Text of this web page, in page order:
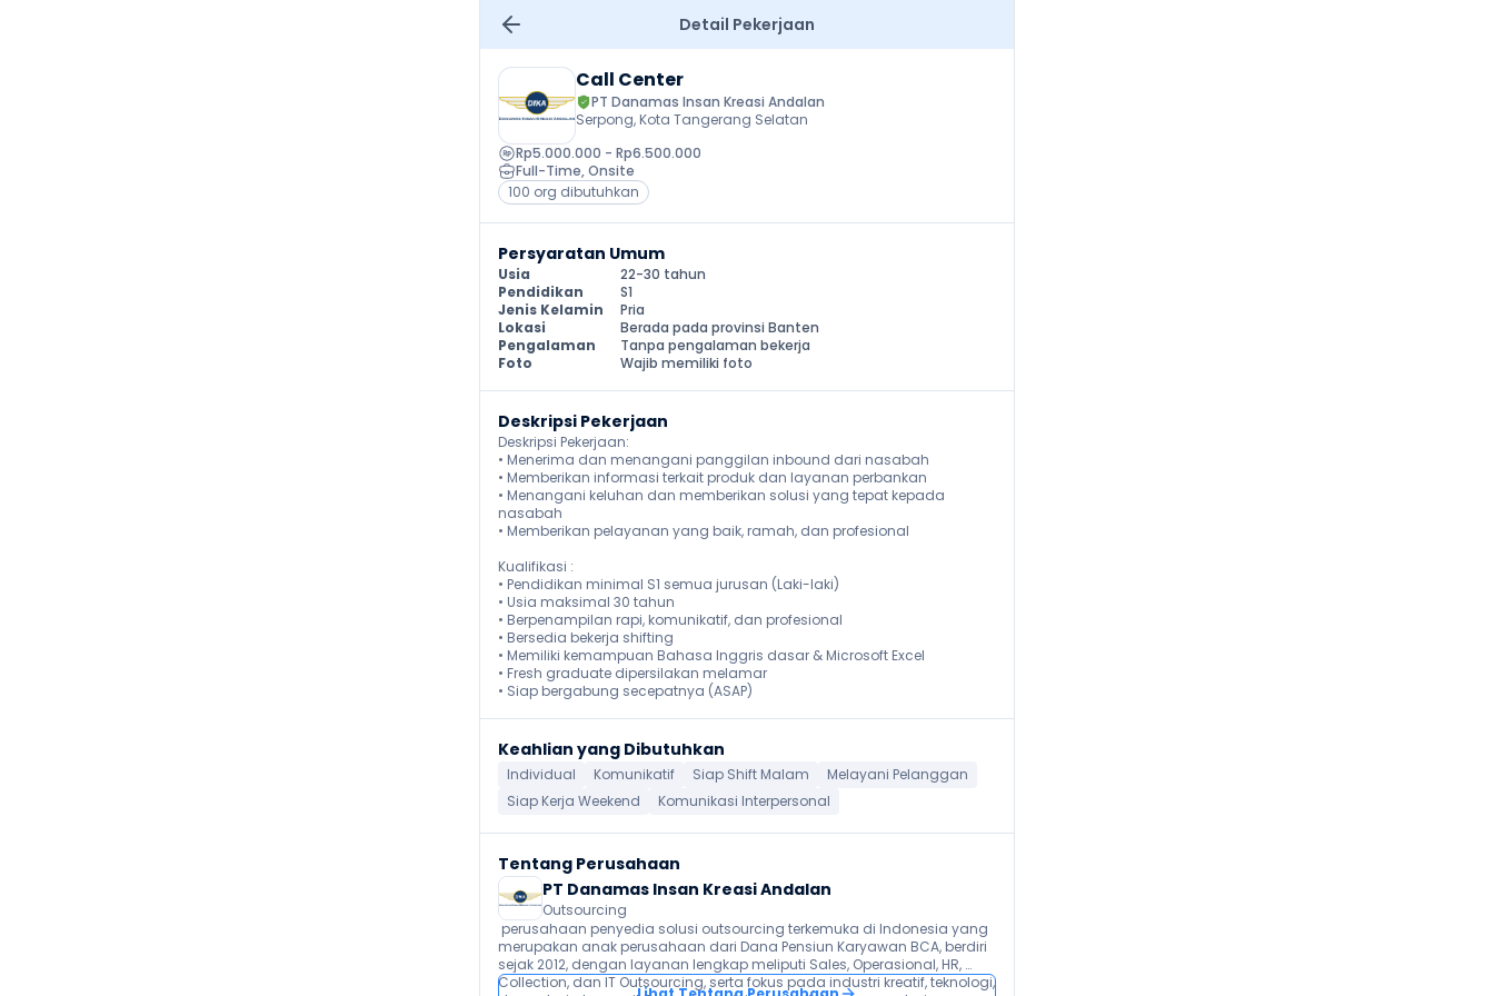
Detail Pekerjaan
Call Center
PT Danamas Insan Kreasi Andalan
Serpong, Kota Tangerang Selatan
Rp5.000.000 - Rp6.500.000
Full-Time, Onsite
100 org dibutuhkan
Persyaratan Umum
Usia
22-30 tahun
Pendidikan
S1
Jenis Kelamin
Pria
Lokasi
Berada pada provinsi Banten
Pengalaman
Tanpa pengalaman bekerja
Foto
Wajib memiliki foto
Deskripsi Pekerjaan
Deskripsi Pekerjaan:
• Menerima dan menangani panggilan inbound dari nasabah
• Memberikan informasi terkait produk dan layanan perbankan
• Menangani keluhan dan memberikan solusi yang tepat kepada
nasabah
• Memberikan pelayanan yang baik, ramah, dan profesional
Kualifikasi :
• Pendidikan minimal S1 semua jurusan (Laki-laki)
• Usia maksimal 30 tahun
• Berpenampilan rapi, komunikatif, dan profesional
• Bersedia bekerja shifting
• Memiliki kemampuan Bahasa Inggris dasar & Microsoft Excel
• Fresh graduate dipersilakan melamar
• Siap bergabung secepatnya (ASAP)
Keahlian yang Dibutuhkan
Individual Komunikatif Siap Shift Malam
Melayani Pelanggan
Siap Kerja Weekend
Komunikasi Interpersonal
Tentang Perusahaan
PT Danamas Insan Kreasi Andalan
Outsourcing
perusahaan penyedia solusi outsourcing terkemuka di Indonesia yang
merupakan anak perusahaan dari Dana Pensiun Karyawan BCA, berdiri
sejak 2012, dengan layanan lengkap meliputi Sales, Operasional, HR,
Collection, dan IT Outsourcing, serta fokus pada industri kreatif, teknologi,